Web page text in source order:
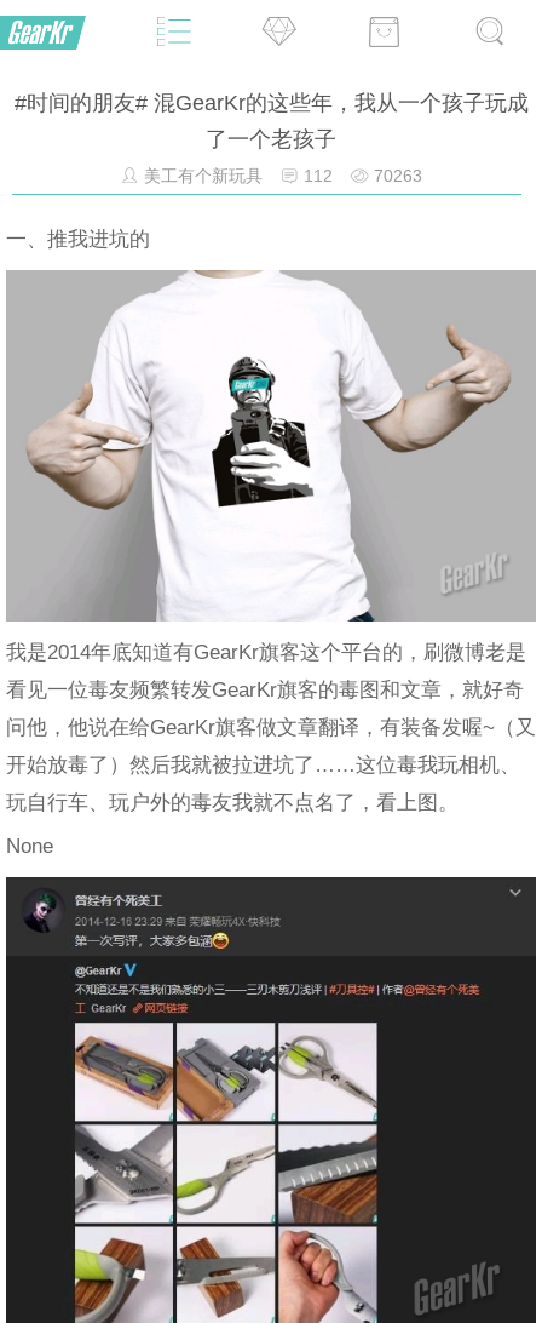
#时间的朋友# 混GearKr的这些年，我从一个孩子玩成
了一个老孩子
美工有个新玩具 112 70263
一、推我进坑的
我是2014年底知道有GearKr旗客这个平台的，刷微博老是
看见一位毒友频繁转发GearKr旗客的毒图和文章，就好奇
问他，他说在给GearKr旗客做文章翻译，有装备发喔~（又
开始放毒了）然后我就被拉进坑了……这位毒我玩相机、
玩自行车、玩户外的毒友我就不点名了，看上图。
None